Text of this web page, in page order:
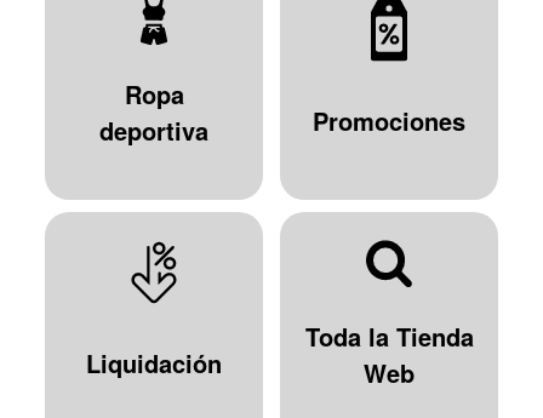
Ropa
deportiva
Promociones
Liquidación
Toda la Tienda
Web